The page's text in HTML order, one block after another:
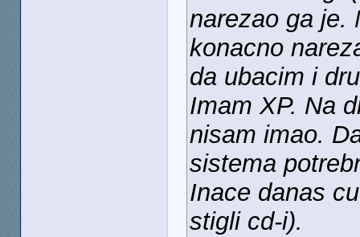
narezao ga je.
konacno
da ubacim i
Imam XP. Na
nisam imao.
sistema
Inace danas
stigli cd-i).